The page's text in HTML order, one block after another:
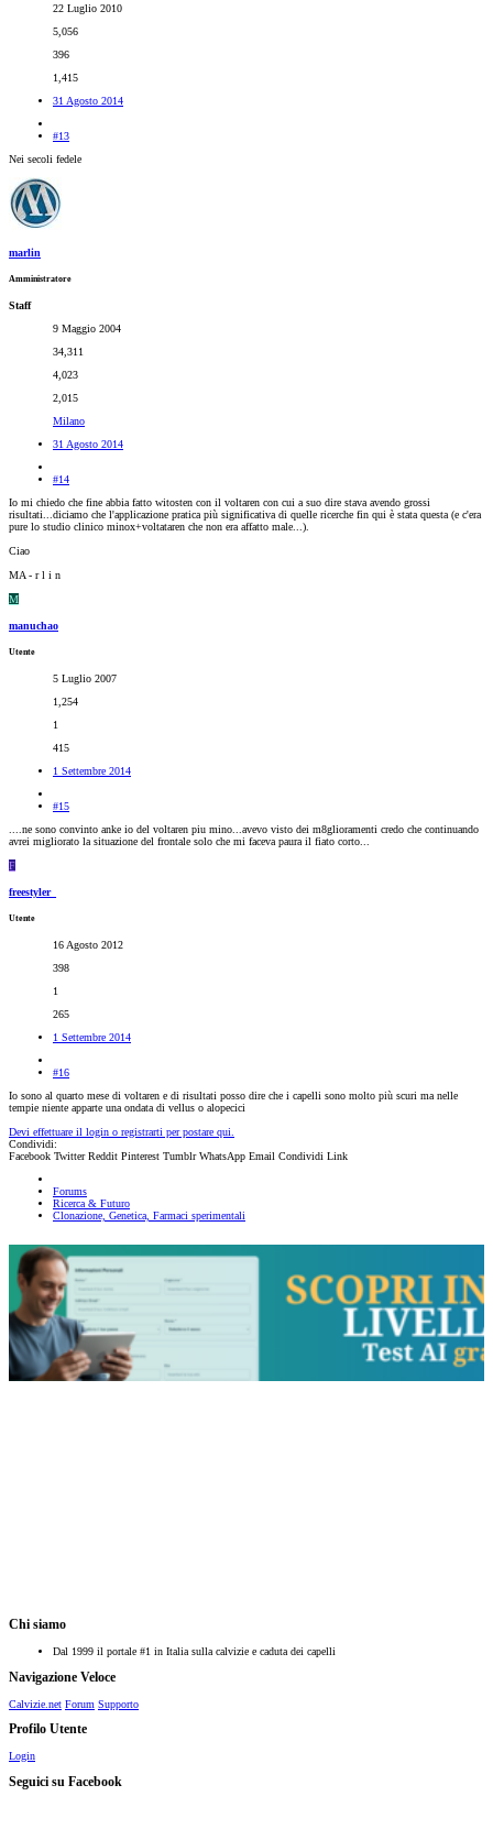
22 Luglio 2010
5,056
396
1,415
31 Agosto 2014
#13
Nei secoli fedele
marlin
Amministratore
Staff
9 Maggio 2004
34,311
4,023
2,015
Milano
31 Agosto 2014
#14
Io mi chiedo che fine abbia fatto witosten con il voltaren con cui a suo dire stava avendo grossi
risultati...diciamo che l'applicazione pratica più significativa di quelle ricerche fin qui è stata questa (e c'era
pure lo studio clinico minox+voltataren che non era affatto male...).
Ciao
MA - r l i n
M
manuchao
Utente
5 Luglio 2007
1,254
1
415
1 Settembre 2014
#15
....ne sono convinto anke io del voltaren piu mino...avevo visto dei m8glioramenti credo che continuando
avrei migliorato la situazione del frontale solo che mi faceva paura il fiato corto...
F
freestyler_
Utente
16 Agosto 2012
398
1
265
1 Settembre 2014
#16
Io sono al quarto mese di voltaren e di risultati posso dire che i capelli sono molto più scuri ma nelle
tempie niente apparte una ondata di vellus o alopecici
Devi effettuare il login o registrarti per postare qui.
Condividi:
Facebook Twitter Reddit Pinterest Tumblr WhatsApp Email Condividi Link
Forums
Ricerca & Futuro
Clonazione, Genetica, Farmaci sperimentali
Chi siamo
Dal 1999 il portale #1 in Italia sulla calvizie e caduta dei capelli
Navigazione Veloce
Calvizie.net Forum Supporto
Profilo Utente
Login
Seguici su Facebook